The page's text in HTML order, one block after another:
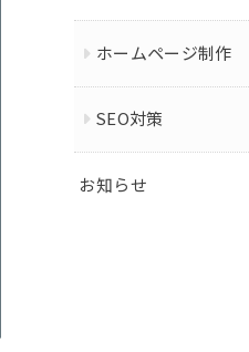
ホームページ制作
SEO対策
お知らせ